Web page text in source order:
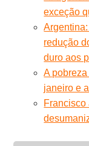
exceção
redução
duro aos
A
janeiro e
Francisco